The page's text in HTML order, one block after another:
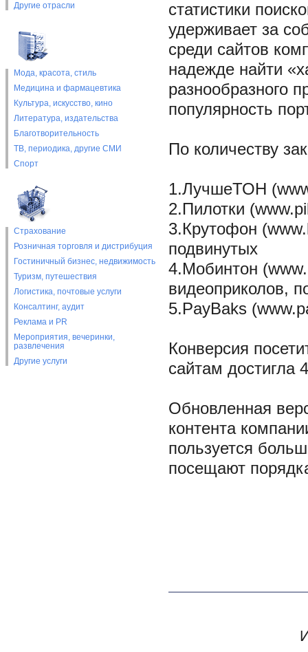
Другие отрасли
Мода, красота, стиль
Медицина и фармацевтика
Культура, искусство, кино
Литература, издательства
Благотворительность
ТВ, периодика, другие СМИ
Спорт
Страхование
Розничная торговля и дистрибуция
Гостиничный бизнес, недвижимость
Туризм, путешествия
Логистика, почтовые услуги
Консалтинг, аудит
Реклама и PR
Мероприятия, вечеринки,
развлечения
Другие услуги
статистики
удерживает за
среди сайтов
надежде найти
разнообразного
популярность
По количеству
1.ЛучшеТОН
2.Пилотки
3.Крутофон
подвинутых
4.Мобинтон
видеоприколов,
5.PayBaks
Конверсия
сайтам достигла
Обновленная
контента
пользуется
посещают